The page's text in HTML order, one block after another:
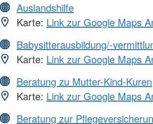
Auslandshilfe
Karte: Link zur Google Maps
Babysitterausbildung/-
Karte: Link zur Google Maps
Beratung zu Mutter-Kind-Kuren
Karte: Link zur Google Maps
Beratung zur